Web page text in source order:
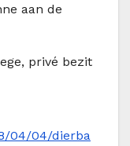
aan de
privé bezit
04/04/dierba